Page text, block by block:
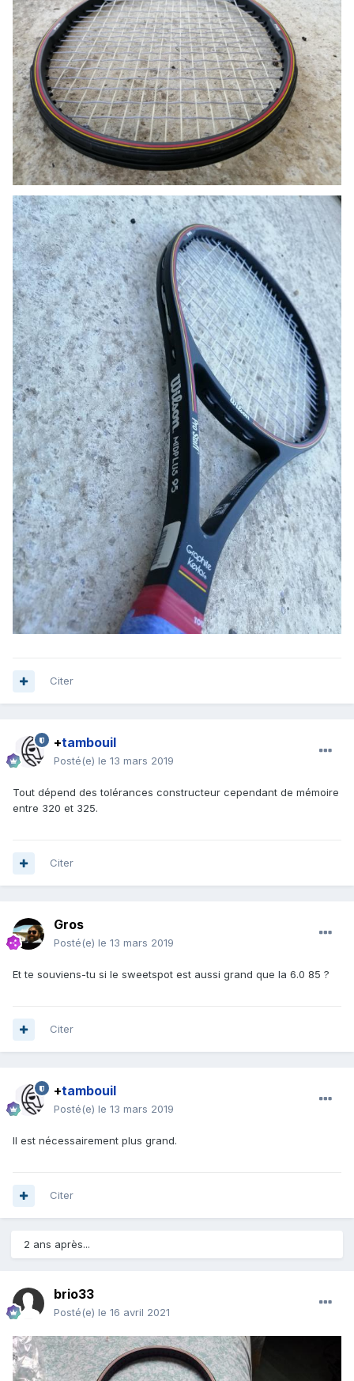
Citer
+tambouil
Posté(e) le 13 mars 2019
Tout dépend des tolérances constructeur cependant de mémoire
entre 320 et 325.
Citer
Gros
Posté(e) le 13 mars 2019
Et te souviens-tu si le sweetspot est aussi grand que la 6.0 85 ?
Citer
+tambouil
Posté(e) le 13 mars 2019
Il est nécessairement plus grand.
Citer
2 ans après...
brio33
Posté(e) le 16 avril 2021